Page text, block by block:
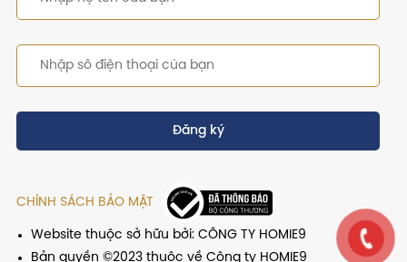
Đăng ký
Website thuộc sở hữu bởi: CÔNG TY HOMIE9
Bản quyền ©2023 thuộc về Công ty HOMIE9
CHÍNH SÁCH BẢO MẬT